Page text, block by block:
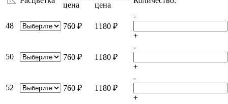
цена
цена
48 760 ₽ 1180 ₽
-
+
50 760 ₽ 1180 ₽
-
+
52 760 ₽ 1180 ₽
-
+